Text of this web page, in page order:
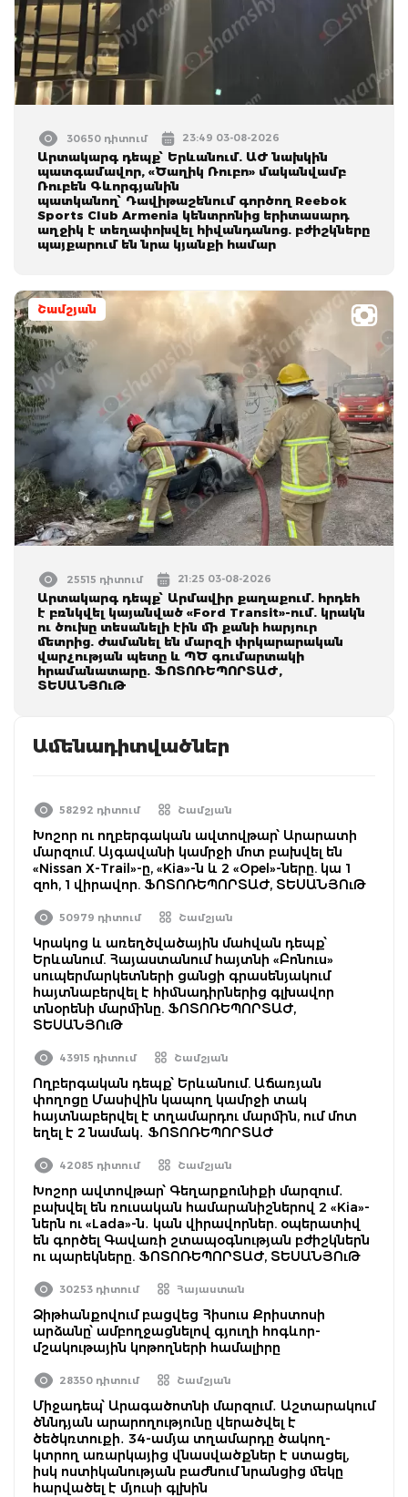
30650 դիտում 23:49 03-08-2026
Արտակարգ դեպք՝ Երևանում. ԱԺ նախկին
պատգամավոր, «Ծաղիկ Ռուբո» մականվամբ
Ռուբեն Գևորգյանին
պատկանող՝ Դավիթաշենում գործող Reebok
Sports Club Armenia կենտրոնից երիտասարդ
աղջիկ է տեղափոխվել հիվանդանոց. բժիշկները
պայքարում են նրա կյանքի համար
Շամշյան
25515 դիտում 21:25 03-08-2026
Արտակարգ դեպք՝ Արմավիր քաղաքում. հրդեհ
է բռնկվել կայանված «Ford Transit»-ում. կրակն
ու ծուխը տեսանելի էին մի քանի հարյուր
մետրից. ժամանել են մարզի փրկարարական
վարչության պետը և ՊԾ գումարտակի
հրամանատարը. ՖՈՏՈՌԵՊՈՐՏԱԺ,
ՏԵՍԱՆՅՈւԹ
Ամենադիտվածներ
58292 դիտում Շամշյան
Խոշոր ու ողբերգական ավտովթար՝ Արարատի
մարզում. Այգավանի կամրջի մոտ բախվել են
«Nissan X-Trail»-ը, «Kia»-ն և 2 «Opel»-ները. կա 1
զոհ, 1 վիրավոր. ՖՈՏՈՌԵՊՈՐՏԱԺ, ՏԵՍԱՆՅՈւԹ
50979 դիտում Շամշյան
Կրակոց և առեղծվածային մահվան դեպք՝
Երևանում. Հայաստանում հայտնի «Բոնուս»
սուպերմարկետների ցանցի գրասենյակում
հայտնաբերվել է հիմնադիրներից գլխավոր
տնօրենի մարմինը. ՖՈՏՈՌԵՊՈՐՏԱԺ,
ՏԵՍԱՆՅՈւԹ
43915 դիտում Շամշյան
Ողբերգական դեպք՝ Երևանում. Աճառյան
փողոցը Մասիվին կապող կամրջի տակ
հայտնաբերվել է տղամարդու մարմին, ում մոտ
եղել է 2 նամակ․ ՖՈՏՈՌԵՊՈՐՏԱԺ
42085 դիտում Շամշյան
Խոշոր ավտովթար՝ Գեղարքունիքի մարզում․
բախվել են ռուսական համարանիշներով 2 «Kia»-
ներն ու «Lada»-ն․ կան վիրավորներ. օպերատիվ
են գործել Գավառի շտապօգնության բժիշկներն
ու պարեկները. ՖՈՏՈՌԵՊՈՐՏԱԺ, ՏԵՍԱՆՅՈւԹ
30253 դիտում Հայաստան
Ձիթհանքովում բացվեց Հիսուս Քրիստոսի
արձանը՝ ամբողջացնելով գյուղի հոգևոր-
մշակութային կոթողների համալիրը
28350 դիտում Շամշյան
Միջադեպ՝ Արագածոտնի մարզում․ Աշտարակում
ծննդյան արարողությունը վերածվել է
ծեծկռտուքի․ 34-ամյա տղամարդը ծակող-
կտրող առարկայից վնասվածքներ է ստացել,
իսկ ոստիկանության բաժնում նրանցից մեկը
հարվածել է մյուսի գլխին